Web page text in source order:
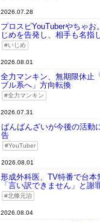
2026.07.28
プロスピYouTuberやちゃお
じめを告発し、相手も名指
いじめ
2026.08.01
全力マンキン、無期限休止
ブル系へ」方向転換
全力マンキン
2026.07.31
ばんばんざいが今後の活動
告
YouTuber
2026.08.01
形成外科医、TV特番で台本
「言い訳できません」と謝
北條元治
2026.08.04